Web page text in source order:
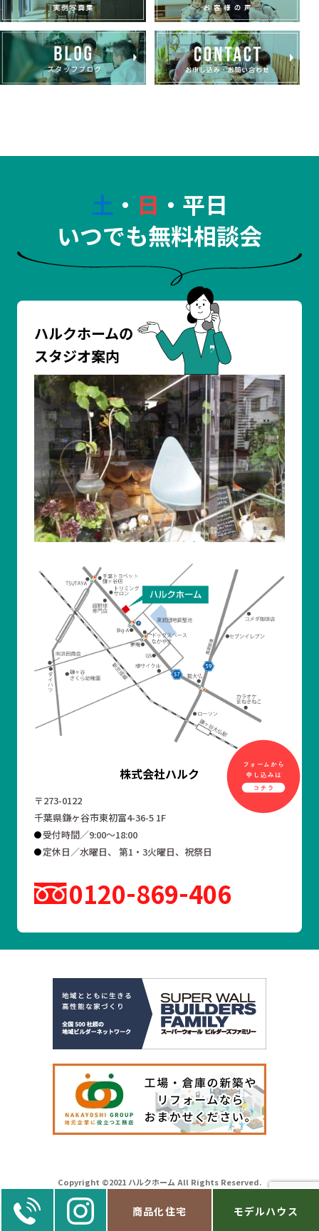
商品化住宅 モデルハウス
土 ・ 日 ・平日
いつでも無料相談会
ハルクホームの
スタジオ案内
株式会社ハルク
〒273-0122
千葉県鎌ヶ谷市東初富4-36-5 1F
受付時間／9:00～18:00
定休日／水曜日、 第1・3火曜日、祝祭日
0120 869 406
Copyright ©2021 ハルクホーム All Rights Reserved.